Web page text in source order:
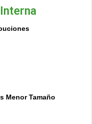
Menor Tamaño